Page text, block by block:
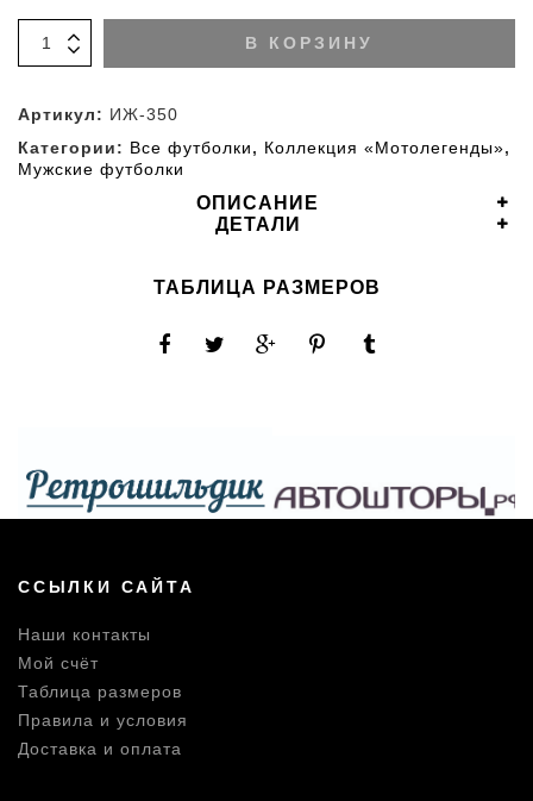
В КОРЗИНУ
Артикул: ИЖ-350
Категории: Все футболки, Коллекция «Мотолегенды»,
Мужские футболки
ОПИСАНИЕ
ДЕТАЛИ
ТАБЛИЦА РАЗМЕРОВ
ССЫЛКИ САЙТА
Наши контакты
Мой счёт
Таблица размеров
Правила и условия
Доставка и оплата